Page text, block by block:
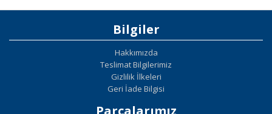
Bilgiler
Hakkımızda
Teslimat Bilgilerimiz
Gizlilik İlkeleri
Geri İade Bilgisi
Parçalarımız